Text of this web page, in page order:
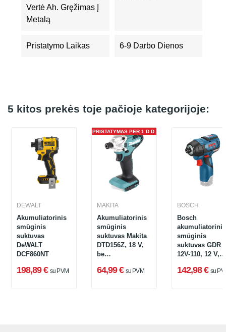
Vertė Ah. Gręžimas Į
Metalą
Pristatymo Laikas 6-9 Darbo Dienos
5 kitos prekės toje pačioje kategorijoje:
DEWALT
Akumuliatorinis
smūginis
suktuvas
DeWALT
DCF860NT
198,89 € su PVM
PRISTATYMAS PER 1 D.D.
MAKITA
Akumuliatorinis
smūginis
suktuvas Makita
DTD156Z, 18 V,
be
ir įkroviklio,
64,99 € su PVM
BOSCH
Bosch
akumuliatorinis
smūginis
suktuvas GDR
12V-110, 12 V,
142,98 € su